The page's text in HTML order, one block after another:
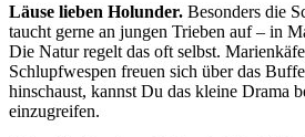
Läuse lieben Holunder. Besonders die
taucht gerne an jungen Trieben auf – in
Die Natur regelt das oft selbst.
Schlupfwespen freuen sich über das
hinschaust, kannst Du das kleine Drama
einzugreifen.